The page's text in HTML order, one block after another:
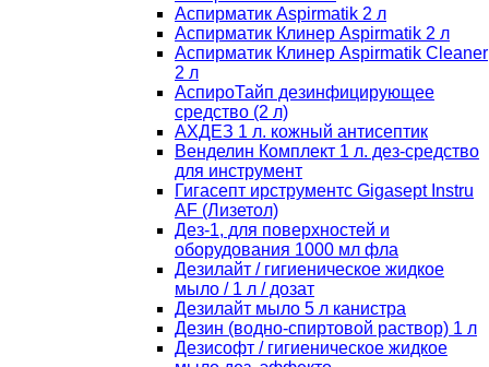
Аспирматик Aspirmatik 2 л
Аспирматик Клинер Aspirmatik 2 л
Аспирматик Клинер Aspirmatik Cleaner
2 л
АспироТайп дезинфицирующее
средство (2 л)
АХДЕЗ 1 л. кожный антисептик
Венделин Комплект 1 л. дез-средство
для инструмент
Гигасепт ирструментс Gigasept Instru
AF (Лизетол)
Дез-1, для поверхностей и
оборудования 1000 мл фла
Дезилайт / гигиеническое жидкое
мыло / 1 л / дозат
Дезилайт мыло 5 л канистра
Дезин (водно-спиртовой раствор) 1 л
Дезисофт / гигиеническое жидкое